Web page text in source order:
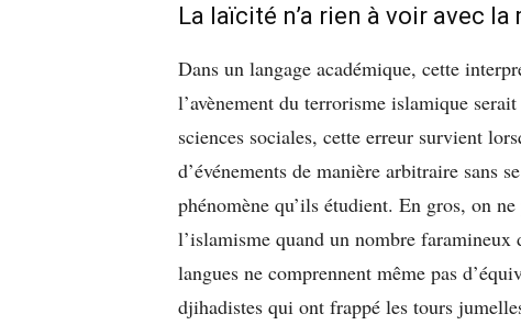
La laïcité n’a rien à voir avec
Dans un langage académique, cette
l’avènement du terrorisme islamique
sciences sociales, cette erreur survient
d’événements de manière arbitraire sans
phénomène qu’ils étudient. En gros, on
l’islamisme quand un nombre faramineux
langues ne comprennent même pas
djihadistes qui ont frappé les tours